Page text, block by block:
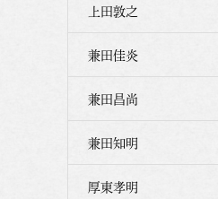
上田敦之
兼田佳炎
兼田昌尚
兼田知明
厚東孝明